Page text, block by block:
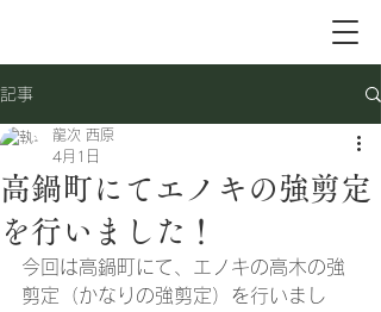
記事
高鍋町にてエノキの強剪定
を行いました！
龍次 西原
4月1日
今回は高鍋町にて、エノキの高木の強
剪定（かなりの強剪定）を行いまし